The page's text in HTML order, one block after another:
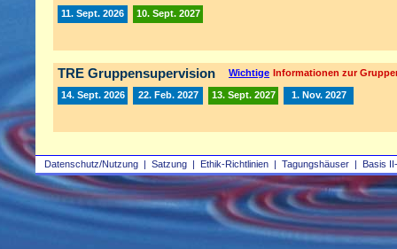
Datenschutz/Nutzung | Satzung | Ethik-Richtlinien | Tagungshäuser | Basis
11. Sept. 2026 10. Sept. 2027
TRE Gruppensupervision Wichtige Informationen zur
14. Sept. 2026 22. Feb. 2027 13. Sept. 2027 1. Nov. 2027